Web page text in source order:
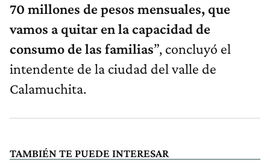
70 millones de pesos mensuales, que
vamos a quitar en la capacidad de
consumo de las familias”, concluyó el
intendente de la ciudad del valle de
Calamuchita.
TAMBIÉN TE PUEDE INTERESAR